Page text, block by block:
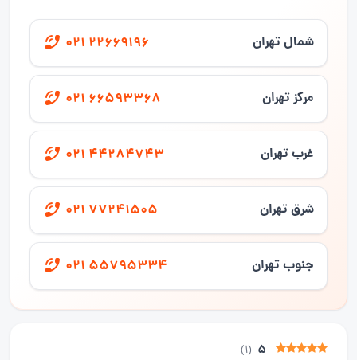
شمال تهران 021 22669196
مرکز تهران 021 66593368
غرب تهران 021 44284743
شرق تهران 021 77241505
جنوب تهران 021 55795334
5
(
1
)